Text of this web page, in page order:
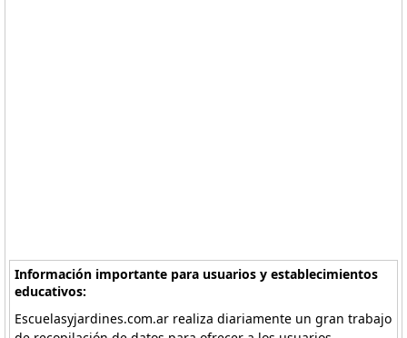
Información importante para usuarios y establecimientos
educativos:
Escuelasyjardines.com.ar realiza diariamente un gran trabajo